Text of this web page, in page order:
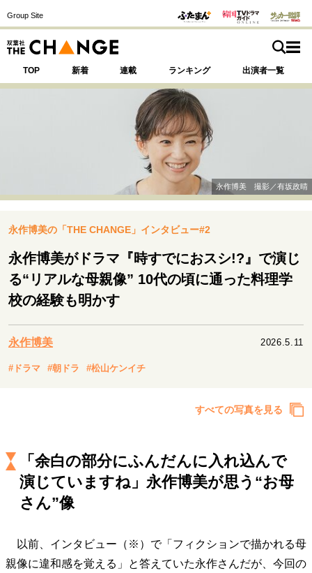
Group Site
TOP 新着 連載 ランキング 出演者一覧
注目の記事テーマで探す
運命を変えた出会い 決断の裏側
表現者の葛藤
人生が動いた日 10代の挫折と原点
セカンドキャリアの描き方
夢を掴む選択
リーダーの流儀
次世代へのバトン
トップが描く未来
重圧との向き合い方 一流のルーティン
20代の現在地
忘れられない言葉
10代・20代の土台
永作博美 撮影／有坂政晴
永作博美の「THE CHANGE」インタビュー#2
永作博美がドラマ『時すでにおスシ!?』で演じ
る“リアルな母親像” 10代の頃に通った料理学
校の経験も明かす
永作博美 2026.5.11
#ドラマ #朝ドラ #松山ケンイチ
すべての写真を見る
「余白の部分にふんだんに入れ込んで
演じていますね」永作博美が思う“お母
さん”像
以前、インタビュー（※）で「フィクションで描かれる母
親像に違和感を覚える」と答えていた永作さんだが、今回の